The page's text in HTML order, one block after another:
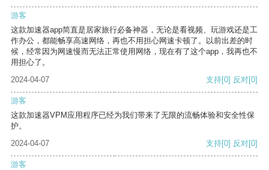
游客
这款加速器app简直是居家旅行必备神器，无论是看视频、玩游戏还是工
作办公，都能畅享高速网络，再也不用担心网速卡顿了。以前出差的时
候，经常因为网速慢而无法正常使用网络，现在有了这个app，我再也不
用担心了。
2024-04-07
支持[0] 反对[0]
游客
这款加速器VPM应用程序已经为我们带来了无限的流畅体验和安全性保
护。
2024-04-07
支持[0] 反对[0]
游客